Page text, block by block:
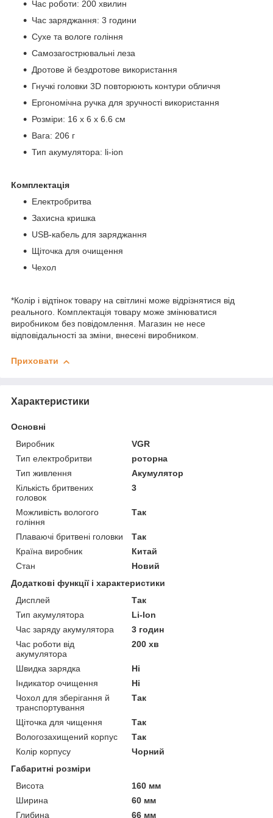
Час роботи: 200 хвилин
Час заряджання: 3 години
Сухе та вологе гоління
Самозагострювальні леза
Дротове й бездротове використання
Гнучкі головки 3D повторюють контури обличчя
Ергономічна ручка для зручності використання
Розміри: 16 х 6 х 6.6 см
Вага: 206 г
Тип акумулятора: li-ion
Комплектація
Електробритва
Захисна кришка
USB-кабель для заряджання
Щіточка для очищення
Чехол
*Колір і відтінок товару на світлині може відрізнятися від
реального. Комплектація товару може змінюватися
виробником без повідомлення. Магазин не несе
відповідальності за зміни, внесені виробником.
Приховати
Характеристики
Основні
Виробник
VGR
Тип електробритви
роторна
Тип живлення
Акумулятор
Кількість бритвених
головок
3
Можливість вологого
гоління
Так
Плаваючі бритвені головки
Так
Країна виробник
Китай
Стан
Новий
Додаткові функції і характеристики
Дисплей
Так
Тип акумулятора
Li-Ion
Час заряду акумулятора
3 годин
Час роботи від
акумулятора
200 хв
Швидка зарядка
Ні
Індикатор очищення
Ні
Чохол для зберігання й
транспортування
Так
Щіточка для чищення
Так
Вологозахищений корпус
Так
Колір корпусу
Чорний
Габаритні розміри
Висота
160 мм
Ширина
60 мм
Глибина
66 мм